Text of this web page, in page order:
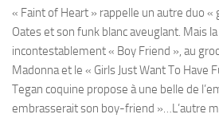
« Faint of Heart » rappelle un autre duo «
Oates et son funk blanc aveuglant. Mais
incontestablement « Boy Friend », au
Madonna et le « Girls Just Want To Have
Tegan coquine propose à une belle de
embrasserait son boy-friend »…L’autre